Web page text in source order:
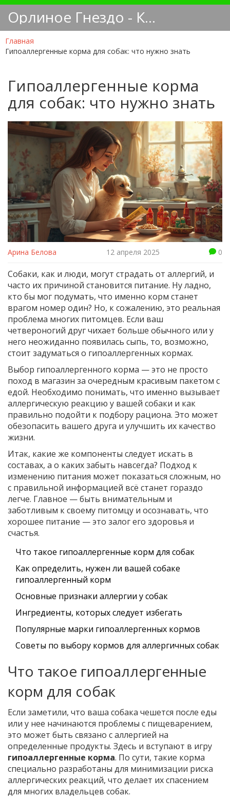
Орлиное Гнездо - Кинологический блог
Главная
Гипоаллергенные корма для собак: что нужно знать
Гипоаллергенные корма
для собак: что нужно знать
Арина Белова 12 апреля 2025 0
Собаки, как и люди, могут страдать от аллергий, и
часто их причиной становится питание. Ну ладно,
кто бы мог подумать, что именно корм станет
врагом номер один? Но, к сожалению, это реальная
проблема многих питомцев. Если ваш
четвероногий друг чихает больше обычного или у
него неожиданно появилась сыпь, то, возможно,
стоит задуматься о гипоаллергенных кормах.
Выбор гипоаллергенного корма — это не просто
поход в магазин за очередным красивым пакетом с
едой. Необходимо понимать, что именно вызывает
аллергическую реакцию у вашей собаки и как
правильно подойти к подбору рациона. Это может
обезопасить вашего друга и улучшить их качество
жизни.
Итак, какие же компоненты следует искать в
составах, а о каких забыть навсегда? Подход к
изменению питания может показаться сложным, но
с правильной информацией всё станет гораздо
легче. Главное — быть внимательным и
заботливым к своему питомцу и осознавать, что
хорошее питание — это залог его здоровья и
счастья.
Что такое гипоаллергенные корм для собак
Как определить, нужен ли вашей собаке
гипоаллергенный корм
Основные признаки аллергии у собак
Ингредиенты, которых следует избегать
Популярные марки гипоаллергенных кормов
Советы по выбору кормов для аллергичных собак
Что такое гипоаллергенные
корм для собак
Если заметили, что ваша собака чешется после еды
или у нее начинаются проблемы с пищеварением,
это может быть связано с аллергией на
определенные продукты. Здесь и вступают в игру
гипоаллергенные корма. По сути, такие корма
специально разработаны для минимизации риска
аллергических реакций, что делает их спасением
для многих владельцев собак.